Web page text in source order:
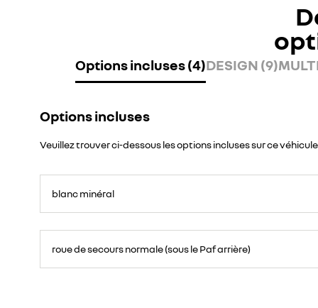
Options incluses (4)DESIGN (9)
Options incluses
Veuillez trouver ci-dessous les options incluses sur ce véhicule
blanc minéral
roue de secours normale (sous le Paf arrière)